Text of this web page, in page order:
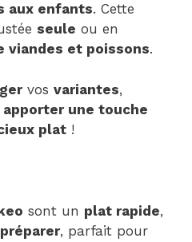
aux enfants. Cette
seule ou en
viandes et poissons.
vos variantes,
apporter une touche
plat !
sont un plat rapide,
, parfait pour